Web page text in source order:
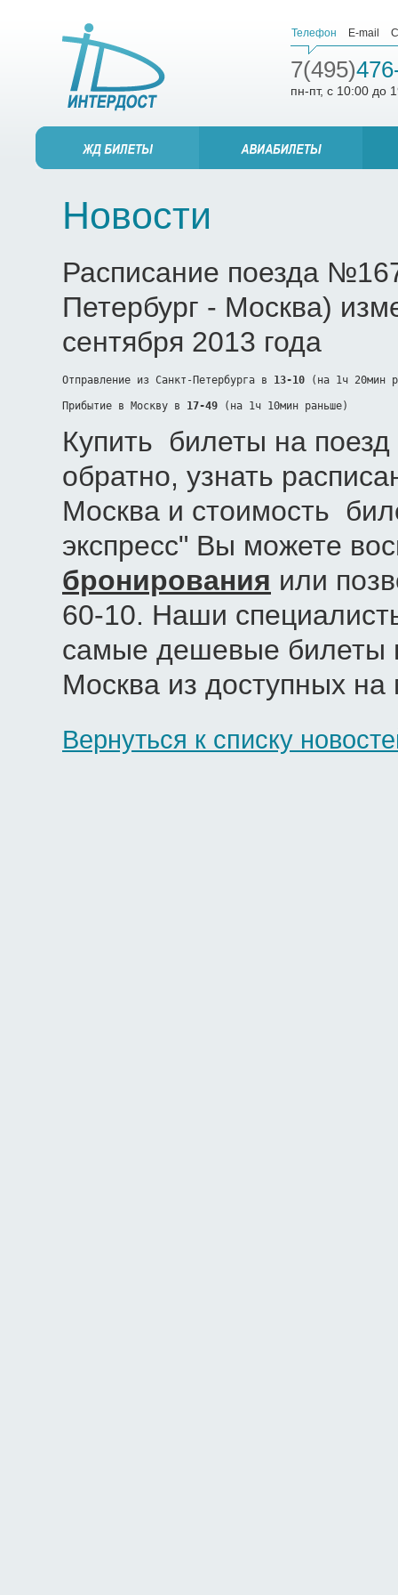
Телефон E-mail
7(495)
пн-пт, с 10:00 до
Новости
Расписание поезда
Петербург - Москва)
сентября 2013 года
Отправление из Санкт-Петербурга в 13-10 (на 1ч 20мин
Прибытие в Москву в 17-49 (на 1ч 10мин раньше)
Купить билеты на
обратно, узнать
Москва и стоимость
экспресс" Вы можете
бронирования или
60-10. Наши
самые дешевые билеты
Москва из доступных
Вернуться к списку